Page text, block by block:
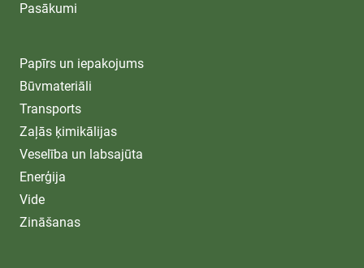
Pasākumi
Papīrs un iepakojums
Būvmateriāli
Transports
Zaļās ķimikālijas
Veselība un labsajūta
Enerģija
Vide
Zināšanas